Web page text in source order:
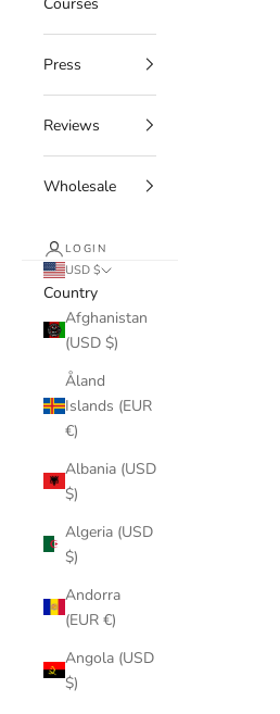
Press
Reviews
Wholesale
LOGIN
USD $
Country
Afghanistan
(USD $)
Åland
Islands (EUR
€)
Albania (USD
$)
Algeria (USD
$)
Andorra
(EUR €)
Angola (USD
$)